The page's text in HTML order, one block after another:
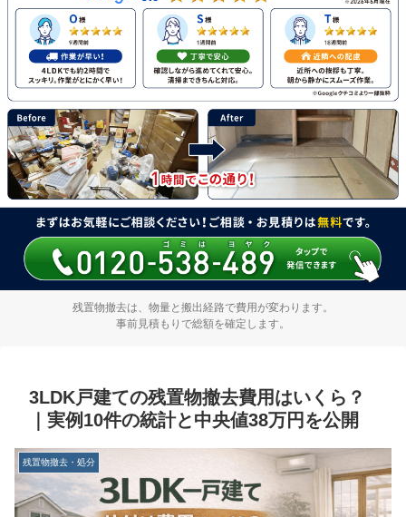
残置物撤去は、物量と搬出経路で費用が変わります。
事前見積もりで総額を確定します。
3LDK戸建ての残置物撤去費用はいくら？
｜実例10件の統計と中央値38万円を公開
残置物撤去・処分